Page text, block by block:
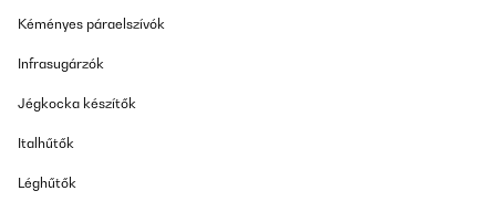
Kéményes páraelszívók
Infrasugárzók
Jégkocka készítők
Italhűtők
Léghűtők